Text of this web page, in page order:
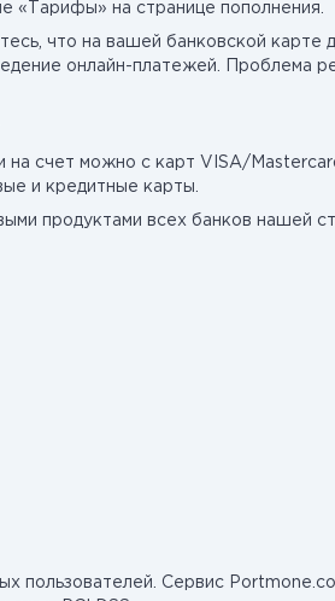
«Тарифы» на странице пополнения.
что на вашей банковской карте
онлайн-платежей. Проблема
на счет можно с карт VISA/
и кредитные карты.
продуктами всех банков нашей
пользователей. Сервис